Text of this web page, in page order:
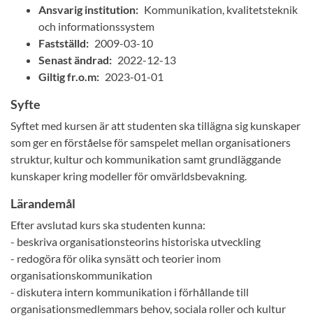
Ansvarig institution: Kommunikation, kvalitetsteknik
och informationssystem
Fastställd: 2009-03-10
Senast ändrad: 2022-12-13
Giltig fr.o.m: 2023-01-01
Syfte
Syftet med kursen är att studenten ska tillägna sig kunskaper
som ger en förståelse för samspelet mellan organisationers
struktur, kultur och kommunikation samt grundläggande
kunskaper kring modeller för omvärldsbevakning.
Lärandemål
Efter avslutad kurs ska studenten kunna:
- beskriva organisationsteorins historiska utveckling
- redogöra för olika synsätt och teorier inom
organisationskommunikation
- diskutera intern kommunikation i förhållande till
organisationsmedlemmars behov, sociala roller och kultur